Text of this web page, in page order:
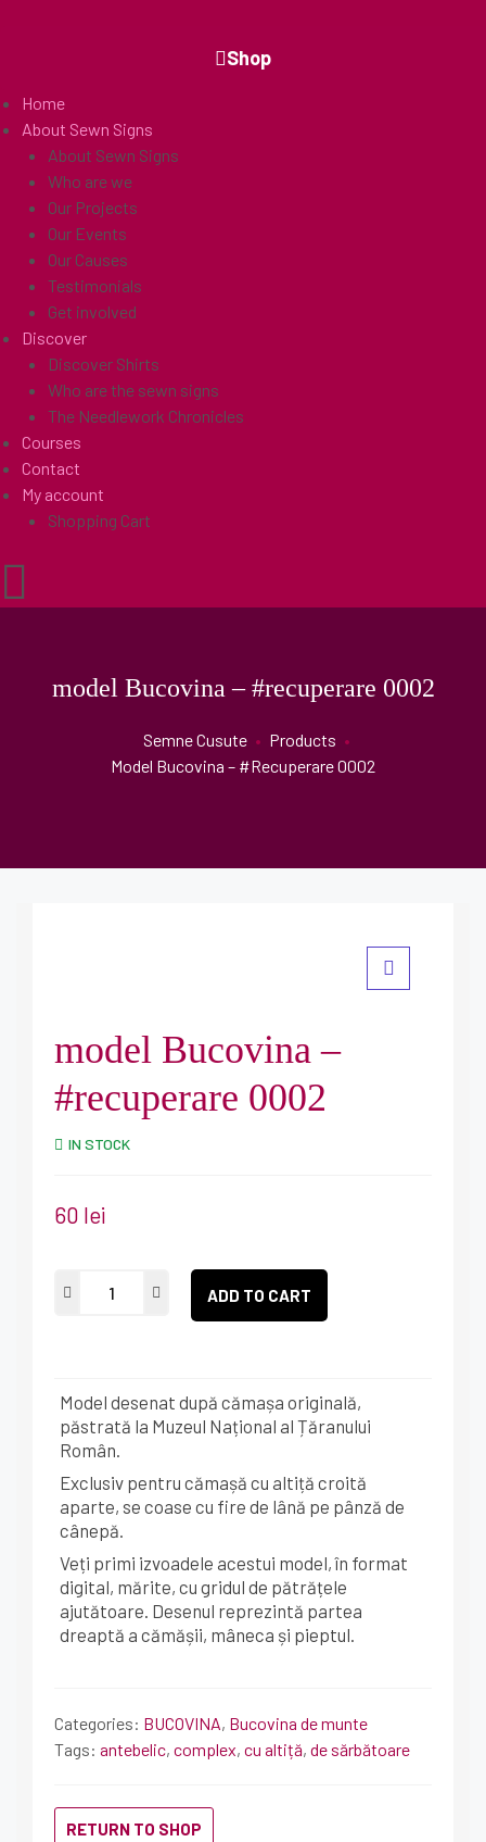
Shop
Home
About Sewn Signs
About Sewn Signs
Who are we
Our Projects
Our Events
Our Causes
Testimonials
Get involved
Discover
Discover Shirts
Who are the sewn signs
The Needlework Chronicles
Courses
Contact
My account
Shopping Cart
model Bucovina – #recuperare 0002
Semne Cusute • Products •
Model Bucovina – #recuperare 0002
model Bucovina –
#recuperare 0002
IN STOCK
60 lei
ADD TO CART
Model desenat după cămașa originală,
păstrată la Muzeul Național al Țăranului
Român.
Exclusiv pentru cămașă cu altiță croită
aparte, se coase cu fire de lână pe pânză de
cânepă.
Veți primi izvoadele acestui model, în format
digital, mărite, cu gridul de pătrățele
ajutătoare. Desenul reprezintă partea
dreaptă a cămășii, mâneca și pieptul.
Categories: BUCOVINA, Bucovina de munte
Tags: antebelic, complex, cu altiță, de sărbătoare
RETURN TO SHOP